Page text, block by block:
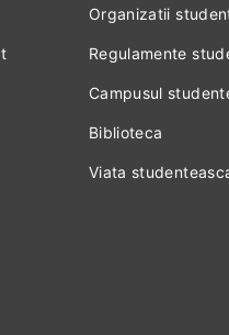
Organizatii
Regulamente
Campusul
Biblioteca
Viata